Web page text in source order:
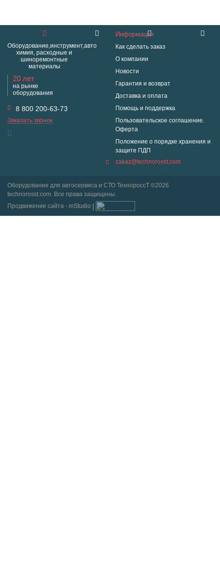
Оборудование,инструмент,авто
химия, расходные и
шиноремонтные
материалы
20 лет
на рынке
оборудования
8 800 200-63-73
Заказать звонок
Информация
Как сделать заказ
О компании
Новости
Гарантия и возврат
Доставка и оплата
Помощь и поддержка
Пользовательское соглашение.
Оферта
Положение о порядке хранения и
защите ПДП
zakaz@technorosst.com
Оборудование для автосервиса и СТО ТехнороссТ ©2026
technorosst.com. Все права защищены.
Продвижение сайта - mStudio